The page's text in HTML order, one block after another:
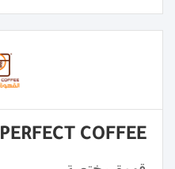
PERFECT COFFEE | القهوة المثالية